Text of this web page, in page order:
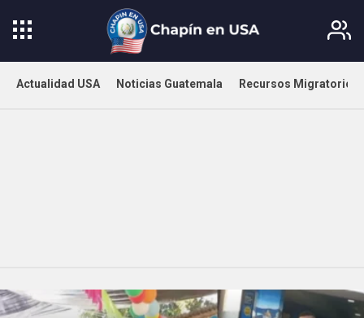
Actualidad USA Noticias Guatemala Recursos Migratorios